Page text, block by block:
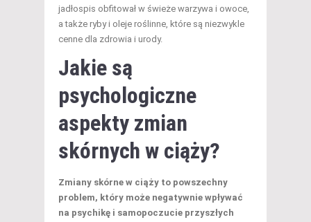
jadłospis obfitował w świeże warzywa i owoce,
a także ryby i oleje roślinne, które są niezwykle
cenne dla zdrowia i urody.
Jakie są
psychologiczne
aspekty zmian
skórnych w ciąży?
Zmiany skórne w ciąży to powszechny
problem, który może negatywnie wpływać
na psychikę i samopoczucie przyszłych